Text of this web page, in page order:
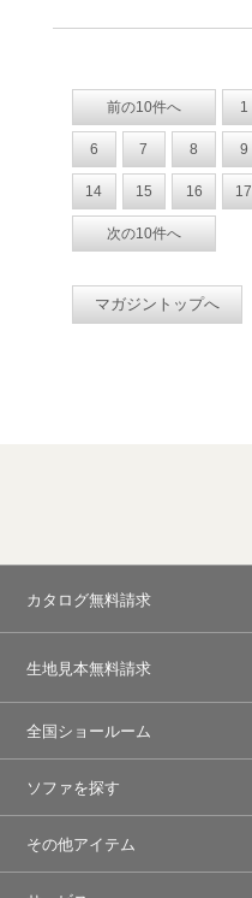
前の10件へ 1
6 7 8 9
14 15 16 17
次の10件へ
マガジントップへ
カタログ無料請求
生地見本無料請求
全国ショールーム
ソファを探す
その他アイテム